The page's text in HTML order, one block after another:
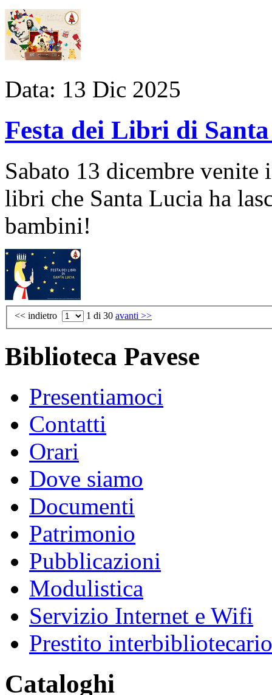
Data: 13 Dic 2025
Festa dei Libri di
Sabato 13 dicembre
libri che Santa Lucia ha
bambini!
<< indietro 1 di 30 avanti >>
Biblioteca Pavese
Presentiamoci
Contatti
Orari
Dove siamo
Documenti
Patrimonio
Pubblicazioni
Modulistica
Servizio Internet e Wifi
Prestito interbibliotecario
Cataloghi